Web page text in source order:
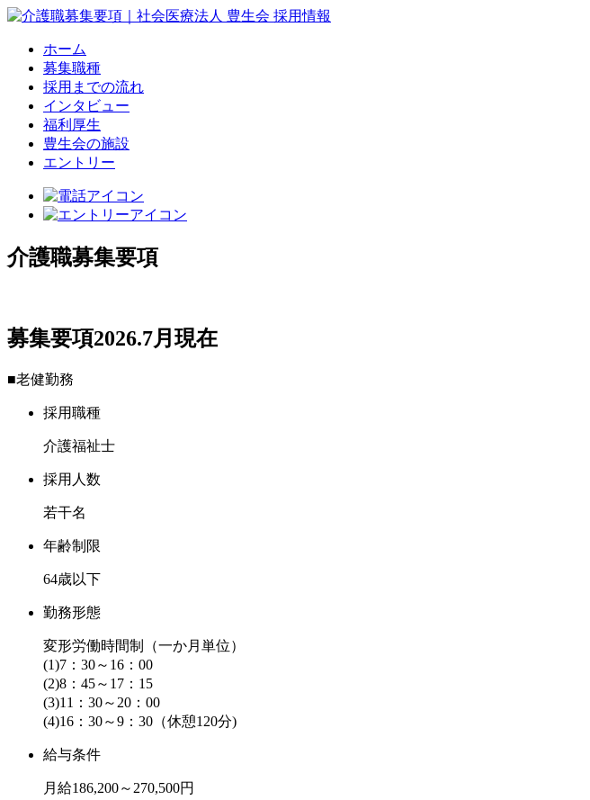
ホーム
募集職種
採用までの流れ
インタビュー
福利厚生
豊生会の施設
エントリー
介護職募集要項
募集要項2026.7月現在
■老健勤務
採用職種
介護福祉士
採用人数
若干名
年齢制限
64歳以下
勤務形態
変形労働時間制（一か月単位）
(1)7：30～16：00
(2)8：45～17：15
(3)11：30～20：00
(4)16：30～9：30（休憩120分)
給与条件
月給186,200～270,500円